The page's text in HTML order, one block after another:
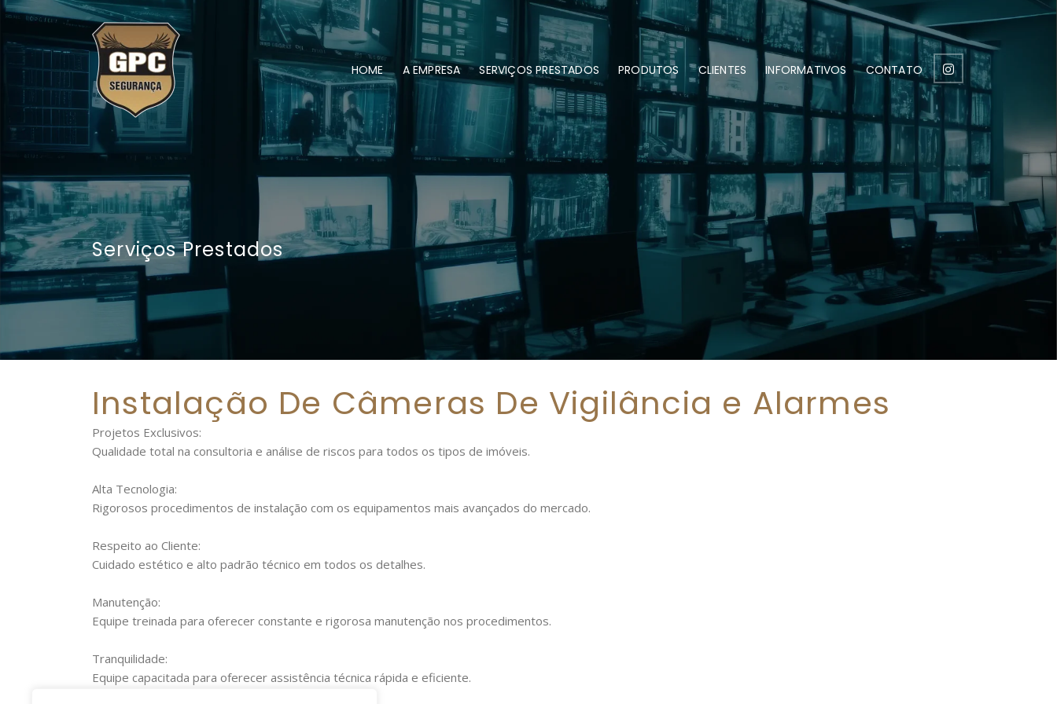
HOME A EMPRESA SERVIÇOS PRESTADOS PRODUTOS CLIENTES INFORMATIVOS CONTATO
Serviços Prestados
Instalação De Câmeras De Vigilância e Alarmes
Projetos Exclusivos:
Qualidade total na consultoria e análise de riscos para todos os tipos de imóveis.
Alta Tecnologia:
Rigorosos procedimentos de instalação com os equipamentos mais avançados do mercado.
Respeito ao Cliente:
Cuidado estético e alto padrão técnico em todos os detalhes.
Manutenção:
Equipe treinada para oferecer constante e rigorosa manutenção nos procedimentos.
Tranquilidade:
Equipe capacitada para oferecer assistência técnica rápida e eficiente.